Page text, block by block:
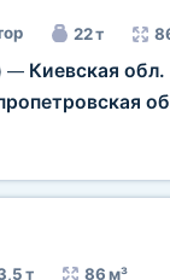
22 т
— Киевская обл.
т 86 м³